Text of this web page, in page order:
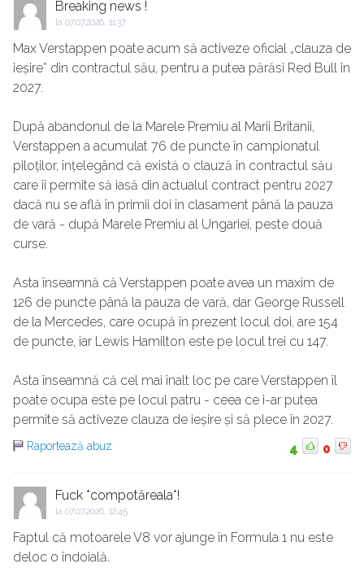
Breaking news !
la 07.07.2026, 11:37
Max Verstappen poate acum să activeze oficial „clauza de
ieșire” din contractul său, pentru a putea părăsi Red Bull în
2027.
După abandonul de la Marele Premiu al Marii Britanii,
Verstappen a acumulat 76 de puncte în campionatul
piloților, înțelegând că există o clauză în contractul său
care îi permite să iasă din actualul contract pentru 2027
dacă nu se află în primii doi în clasament până la pauza
de vară - după Marele Premiu al Ungariei, peste două
curse.
Asta înseamnă că Verstappen poate avea un maxim de
126 de puncte până la pauza de vară, dar George Russell
de la Mercedes, care ocupă în prezent locul doi, are 154
de puncte, iar Lewis Hamilton este pe locul trei cu 147.
Asta înseamnă că cel mai înalt loc pe care Verstappen îl
poate ocupa este pe locul patru - ceea ce i-ar putea
permite să activeze clauza de ieșire și să plece în 2027.
Raportează abuz 4 0
Fuck *compotăreala*!
la 07.07.2026, 12:45
Faptul că motoarele V8 vor ajunge în Formula 1 nu este
deloc o îndoială.